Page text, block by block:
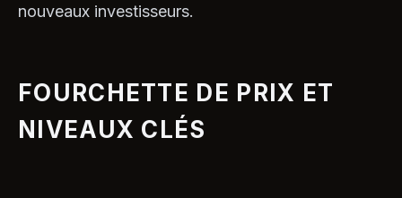
nouveaux investisseurs.
FOURCHETTE DE PRIX ET
NIVEAUX CLÉS